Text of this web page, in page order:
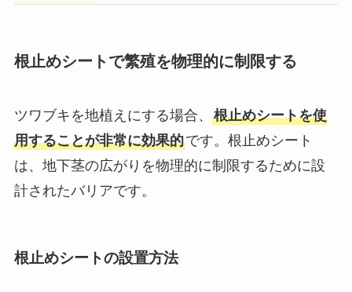
根止めシートで繁殖を物理的に制限する
ツワブキを地植えにする場合、 根止めシートを使
用することが非常に効果的です。根止めシート
は、地下茎の広がりを物理的に制限するために設
計されたバリアです。
根止めシートの設置方法